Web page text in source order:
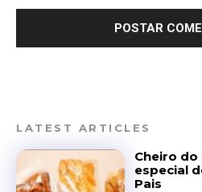
LATEST ARTICLES
Cheiro do
especial
Pais